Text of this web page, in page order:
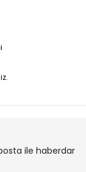
ile haberdar